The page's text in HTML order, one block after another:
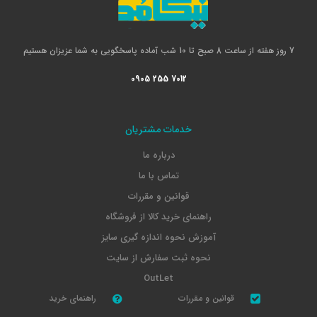
7 روز هفته از ساعت 8 صبح تا 10 شب آماده پاسخگویی به شما عزیزان هستیم
0905 255 7012
خدمات مشتریان
درباره ما
تماس با ما
قوانین و مقررات
راهنمای خرید کالا از فروشگاه
آموزش نحوه اندازه گیری سایز
نحوه ثبت سفارش از سایت
OutLet
قوانین و مقررات راهنمای خرید